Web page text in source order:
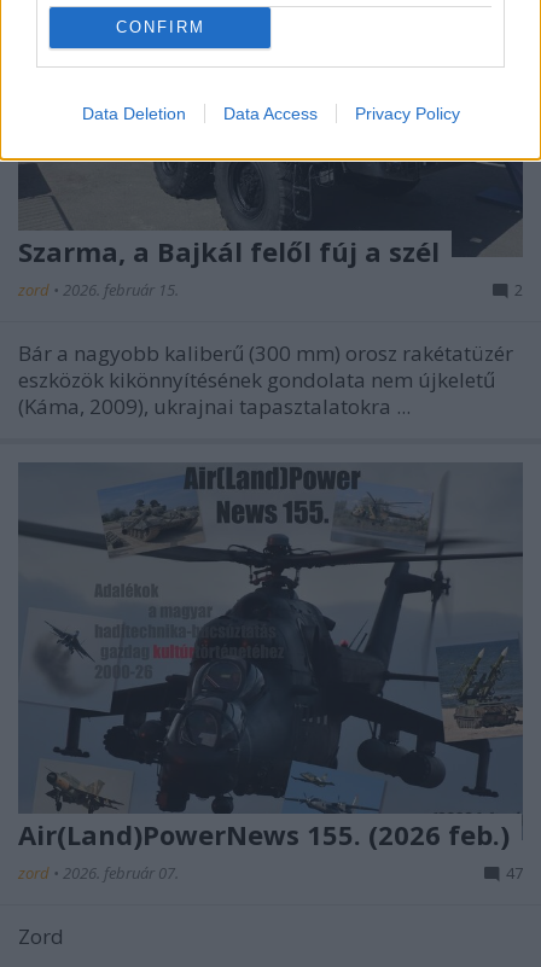
CONFIRM
Data Deletion Data Access Privacy Policy
Szarma, a Bajkál felől fúj a szél
zord • 2026. február 15. 2
Bár a nagyobb kaliberű (300 mm) orosz rakétatüzér
eszközök kikönnyítésének gondolata nem újkeletű
(Káma, 2009), ukrajnai tapasztalatokra ...
Air(Land)PowerNews 155. (2026 feb.)
zord • 2026. február 07. 47
Zord